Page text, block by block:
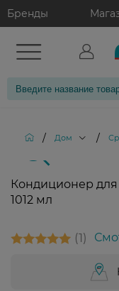
Бренды
/ Дом /
Кондиционер для
1012 мл
1